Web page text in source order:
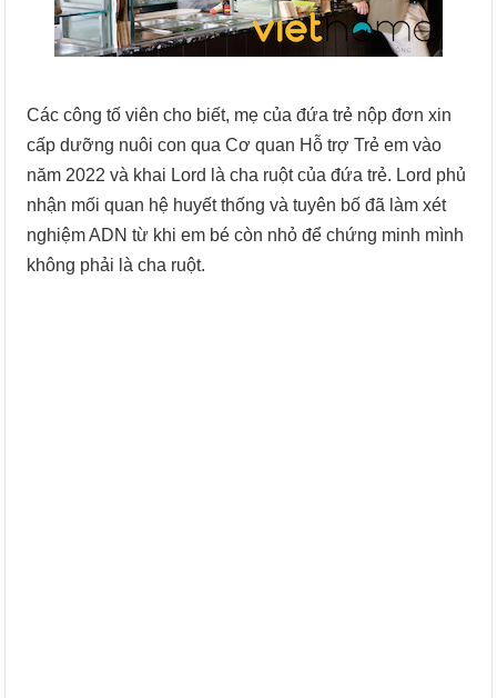
Các công tố viên cho biết, mẹ của đứa trẻ nộp đơn xin
cấp dưỡng nuôi con qua Cơ quan Hỗ trợ Trẻ em vào
năm 2022 và khai Lord là cha ruột của đứa trẻ. Lord phủ
nhận mối quan hệ huyết thống và tuyên bố đã làm xét
nghiệm ADN từ khi em bé còn nhỏ để chứng minh mình
không phải là cha ruột.